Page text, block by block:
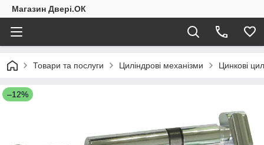
Магазин Двері.ОК
Товари та послуги Циліндрові механізми Цинкові
–12%